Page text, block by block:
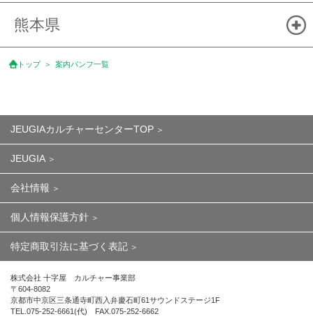
熊本県
トップ 案内パンフ一覧
JEUGIAカルチャーセンターTOP
JEUGIA
会社情報
個人情報保護方針
特定商取引法に基づく表記
株式会社 十字屋 カルチャー事業部
〒604-8082
京都市中京区三条通寺町西入弁慶石町61サウンドステージ1F
TEL.075-252-6661(代) FAX.075-252-6662